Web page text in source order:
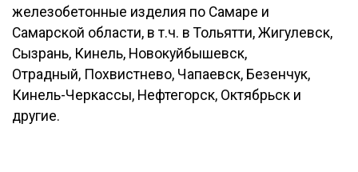
железобетонные изделия по Самаре и
Самарской области, в т.ч. в Тольятти, Жигулевск,
Сызрань, Кинель, Новокуйбышевск,
Отрадный, Похвистнево, Чапаевск, Безенчук,
Кинель-Черкассы, Нефтегорск, Октябрьск и
другие.